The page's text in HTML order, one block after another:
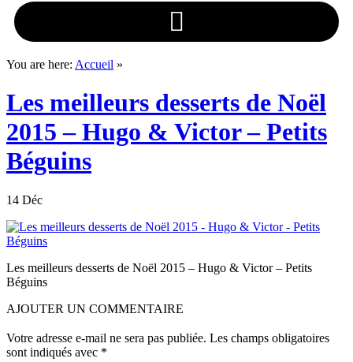
You are here: Accueil »
Les meilleurs desserts de Noël
2015 – Hugo & Victor – Petits
Béguins
14 Déc
Les meilleurs desserts de Noël 2015 – Hugo & Victor – Petits
Béguins
AJOUTER UN COMMENTAIRE
Votre adresse e-mail ne sera pas publiée. Les champs obligatoires
sont indiqués avec *